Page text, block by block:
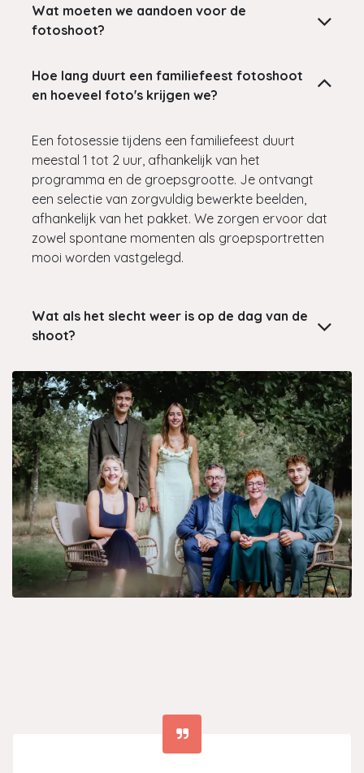
Wat moeten we aandoen voor de
fotoshoot?
Hoe lang duurt een familiefeest fotoshoot
en hoeveel foto's krijgen we?
Een fotosessie tijdens een familiefeest duurt
meestal 1 tot 2 uur, afhankelijk van het
programma en de groepsgrootte. Je ontvangt
een selectie van zorgvuldig bewerkte beelden,
afhankelijk van het pakket. We zorgen ervoor dat
zowel spontane momenten als groepsportretten
mooi worden vastgelegd.
Wat als het slecht weer is op de dag van de
shoot?